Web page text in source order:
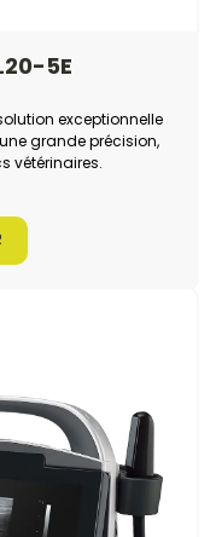
5E
exceptionnelle
grande précision,
vétérinaires.